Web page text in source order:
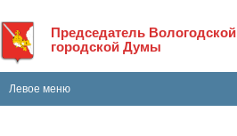
Председатель Вологодской
городской Думы
Левое меню